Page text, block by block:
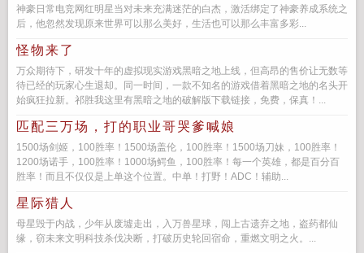
神豪日常电竞网红明星当对未来充满迷茫的白杰，激活绑定了神豪养成系统之
后，他忽然发现原来世界可以那么美好，生活也可以那么丰富多彩...
怪物来了
万众期待下，研发十年的虚拟现实游戏黑暗之地上线，但高昂的售价让无数等
待已经的玩家心生退却。同一时间，一款不知名的游戏借着黑暗之地的名头开
始疯狂拉新。祁胜我这里有黑暗之地的破解版下载链接，免费，保真！...
匹配三万场，打的职业哥哭爹喊娘
1500场剑姬，100胜率！1500场盖伦，100胜率！1500场刀妹，100胜率！
1200场诺手，100胜率！1000场鳄鱼，100胜率！每一个英雄，都是百分百
胜率！而且不仅仅是上单这个位置。中单！打野！ADC！辅助...
星际猎人
母星毁于内战，少年从废墟走出，入万兽星球，闯上古遗弃之地，盗药都仙
缘，窃未来文明科技杀伐决断，打破历史轮回宿命，重燃文明之火。...